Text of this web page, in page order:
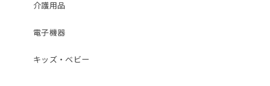
介護用品
電子機器
キッズ・ベビー